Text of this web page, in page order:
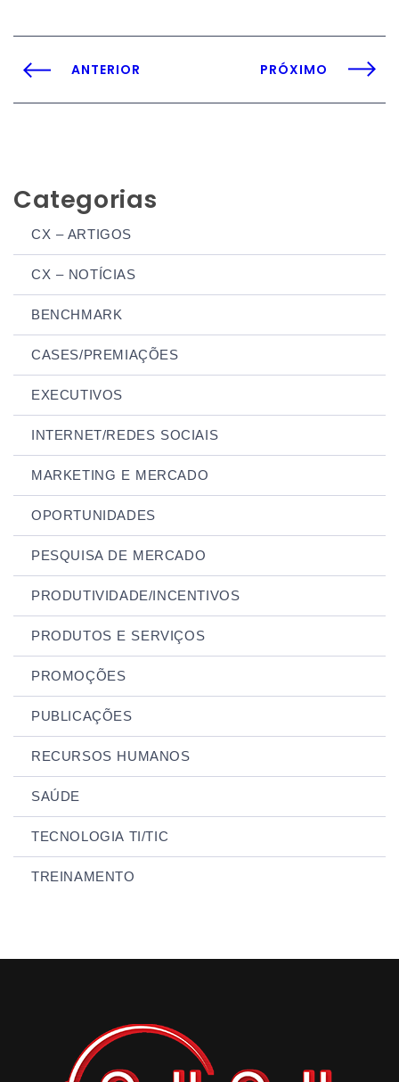
Categorias
CX – ARTIGOS
CX – NOTÍCIAS
BENCHMARK
CASES/PREMIAÇÕES
EXECUTIVOS
INTERNET/REDES SOCIAIS
MARKETING E MERCADO
OPORTUNIDADES
PESQUISA DE MERCADO
PRODUTIVIDADE/INCENTIVOS
PRODUTOS E SERVIÇOS
PROMOÇÕES
PUBLICAÇÕES
RECURSOS HUMANOS
SAÚDE
TECNOLOGIA TI/TIC
TREINAMENTO
ANTERIOR PRÓXIMO